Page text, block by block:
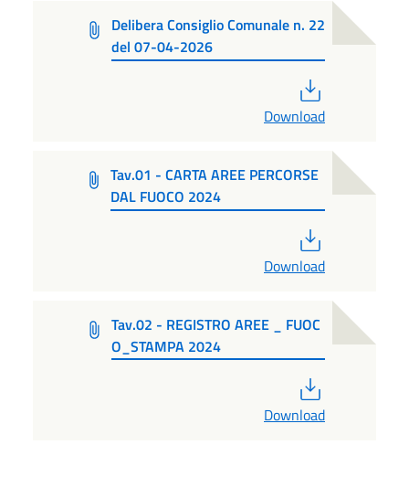
Delibera Consiglio Comunale n. 22
del 07-04-2026
Download
Tav.01 - CARTA AREE PERCORSE
DAL FUOCO 2024
Download
Tav.02 - REGISTRO AREE _ FUOC
O_STAMPA 2024
Download